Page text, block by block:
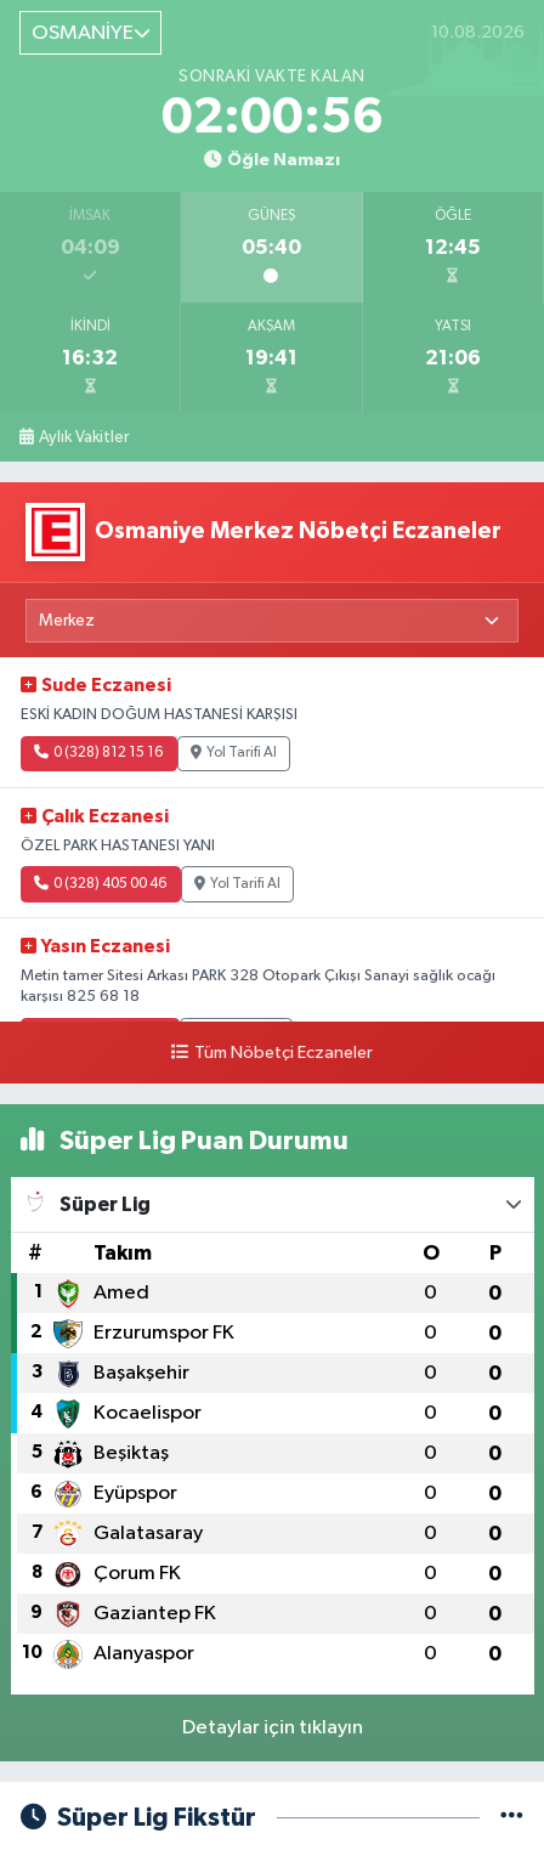
OSMANİYE 10.08.2026
SONRAKI VAKTE KALAN
02:00:55
Öğle Namazı
İMSAK
04:09
GÜNEŞ
05:40
ÖĞLE
12:45
İKINDI
16:32
AKŞAM
19:41
YATSI
21:06
Aylık Vakitler
Osmaniye Merkez Nöbetçi Eczaneler
Sude Eczanesi
ESKİ KADIN DOĞUM HASTANESİ KARŞISI
0 (328) 812 15 16 Yol Tarifi Al
Çalık Eczanesi
ÖZEL PARK HASTANESI YANI
0 (328) 405 00 46 Yol Tarifi Al
Yasın Eczanesi
Metin tamer Sitesi Arkası PARK 328 Otopark Çıkışı Sanayi sağlık ocağı
karşısı 825 68 18
Tüm Nöbetçi Eczaneler
Süper Lig Puan Durumu
Süper Lig
# Takım O P
1 Amed 0 0
2 Erzurumspor FK 0 0
3 Başakşehir 0 0
4 Kocaelispor 0 0
5 Beşiktaş 0 0
6 Eyüpspor 0 0
7 Galatasaray 0 0
8 Çorum FK 0 0
9 Gaziantep FK 0 0
10 Alanyaspor 0 0
Detaylar için tıklayın
Süper Lig Fikstür